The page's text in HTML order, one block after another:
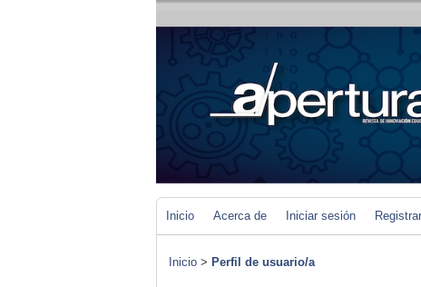
Inicio Acerca de Iniciar sesión
Inicio > Perfil de usuario/a